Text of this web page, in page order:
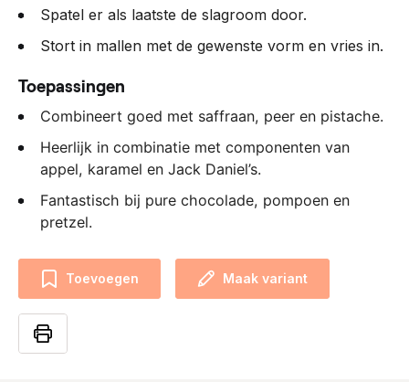
Spatel er als laatste de slagroom door.
Stort in mallen met de gewenste vorm en vries in.
Toepassingen
Combineert goed met saffraan, peer en pistache.
Heerlijk in combinatie met componenten van
appel, karamel en Jack Daniel’s.
Fantastisch bij pure chocolade, pompoen en
pretzel.
Toevoegen Maak variant